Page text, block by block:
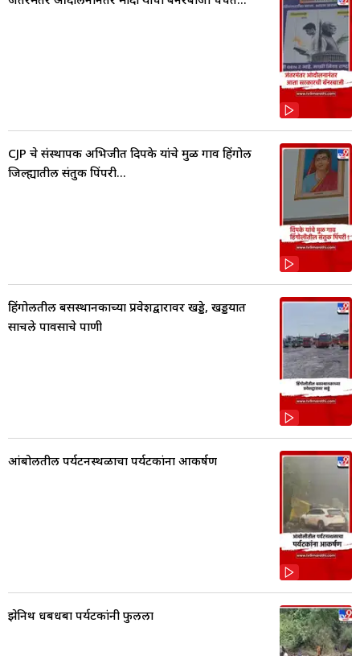
CJP चे संस्थापक अभिजीत दिपके यांचे मुळ गाव हिंगोली
जिल्ह्यातील संतुक पिंपरी...
हिंगोलीतील बसस्थानकाच्या प्रवेशद्वारावर खड्डे, खड्डयात
साचले पावसाचे पाणी
आंबोलीतील पर्यटनस्थळाचा पर्यटकांना आकर्षण
झेनिथ धबधबा पर्यटकांनी फुलला